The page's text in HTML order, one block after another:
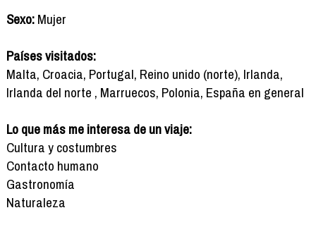
Sexo:Mujer
Países visitados:
Malta, Croacia, Portugal, Reino unido (norte), Irlanda,
Irlanda del norte , Marruecos, Polonia, España en general
Lo que más me interesa de un viaje:
Cultura y costumbres
Contacto humano
Gastronomía
Naturaleza